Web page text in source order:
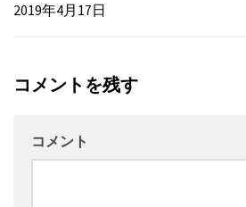
2019年4月17日
コメントを残す
コメント